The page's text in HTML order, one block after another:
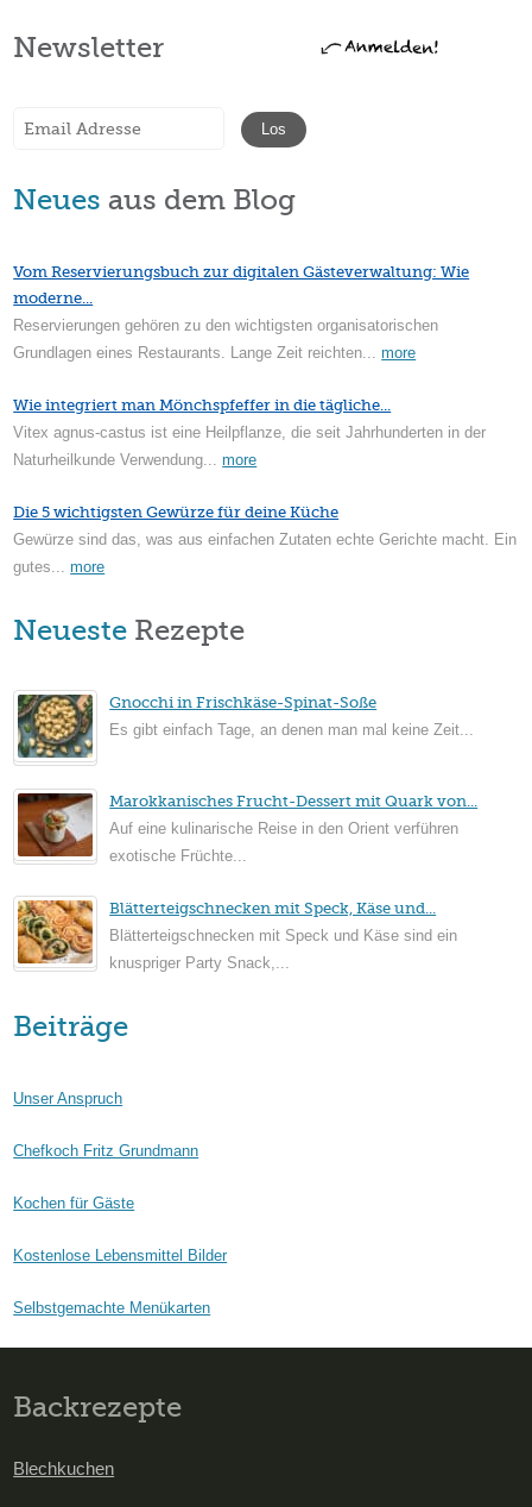
Newsletter
Neues aus dem Blog
Vom Reservierungsbuch zur digitalen Gästeverwaltung: Wie
moderne...
Reservierungen gehören zu den wichtigsten organisatorischen
Grundlagen eines Restaurants. Lange Zeit reichten...more
Wie integriert man Mönchspfeffer in die tägliche...
Vitex agnus-castus ist eine Heilpflanze, die seit Jahrhunderten in der
Naturheilkunde Verwendung...more
Die 5 wichtigsten Gewürze für deine Küche
Gewürze sind das, was aus einfachen Zutaten echte Gerichte macht. Ein
gutes...more
Neueste Rezepte
Gnocchi in Frischkäse-Spinat-Soße
Es gibt einfach Tage, an denen man mal keine Zeit...
Marokkanisches Frucht-Dessert mit Quark von...
Auf eine kulinarische Reise in den Orient verführen
exotische Früchte...
Blätterteigschnecken mit Speck, Käse und...
Blätterteigschnecken mit Speck und Käse sind ein
knuspriger Party Snack,...
Beiträge
Unser Anspruch
Chefkoch Fritz Grundmann
Kochen für Gäste
Kostenlose Lebensmittel Bilder
Selbstgemachte Menükarten
Backrezepte
Blechkuchen